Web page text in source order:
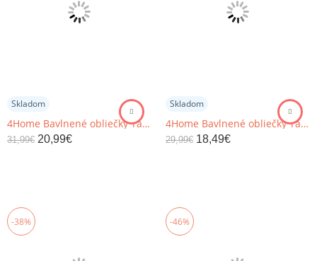
Skladom
4Home Bavlnené obliečky Tango, 160 x 200 cm, 70 x 80 cm
31,99€ 20,99€
Skladom
4Home Bavlnené obliečky Tango, 140 x 220 cm, 70 x 90 cm
29,99€ 18,49€
-38% -46%